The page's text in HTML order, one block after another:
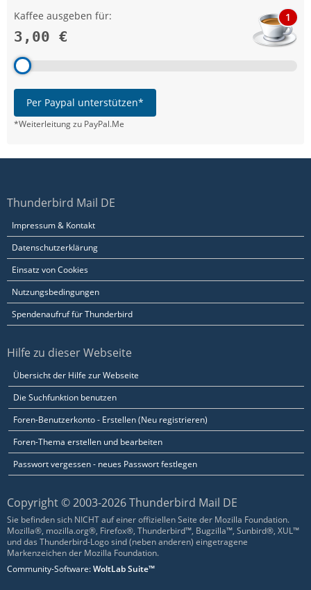
Kaffee ausgeben für:
3,00 €
1
Per Paypal unterstützen*
*Weiterleitung zu PayPal.Me
Thunderbird Mail DE
Impressum & Kontakt
Datenschutzerklärung
Einsatz von Cookies
Nutzungsbedingungen
Spendenaufruf für Thunderbird
Hilfe zu dieser Webseite
Übersicht der Hilfe zur Webseite
Die Suchfunktion benutzen
Foren-Benutzerkonto - Erstellen (Neu registrieren)
Foren-Thema erstellen und bearbeiten
Passwort vergessen - neues Passwort festlegen
Copyright © 2003-2026 Thunderbird Mail DE
Sie befinden sich NICHT auf einer offiziellen Seite der Mozilla Foundation.
Mozilla®, mozilla.org®, Firefox®, Thunderbird™, Bugzilla™, Sunbird®, XUL™
und das Thunderbird-Logo sind (neben anderen) eingetragene
Markenzeichen der Mozilla Foundation.
Community-Software:WoltLab Suite™